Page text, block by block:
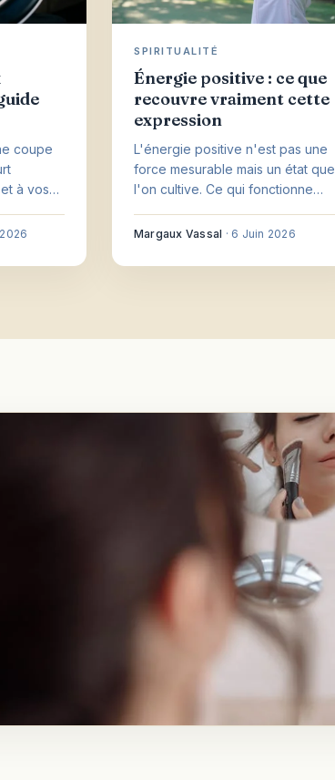
coupe
à vos
SPIRITUALITÉ
Énergie positive : ce que
recouvre vraiment cette
expression
L'énergie positive n'est pas une
force mesurable mais un état que
l'on cultive. Ce qui fonctionne
méfier.
Margaux Vassal · 6 Juin 2026